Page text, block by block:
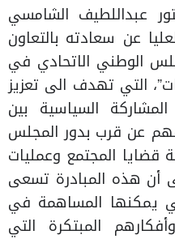
عبداللطيف الشامسي
عن سعادته بالتعاون
الوطني الاتحادي في
التي تهدف الى تعزيز
السياسية بين
عن قرب بدور المجلس
قضايا المجتمع وعمليات
أن هذه المبادرة تسعى
يمكنها المساهمة في
المبتكرة التي